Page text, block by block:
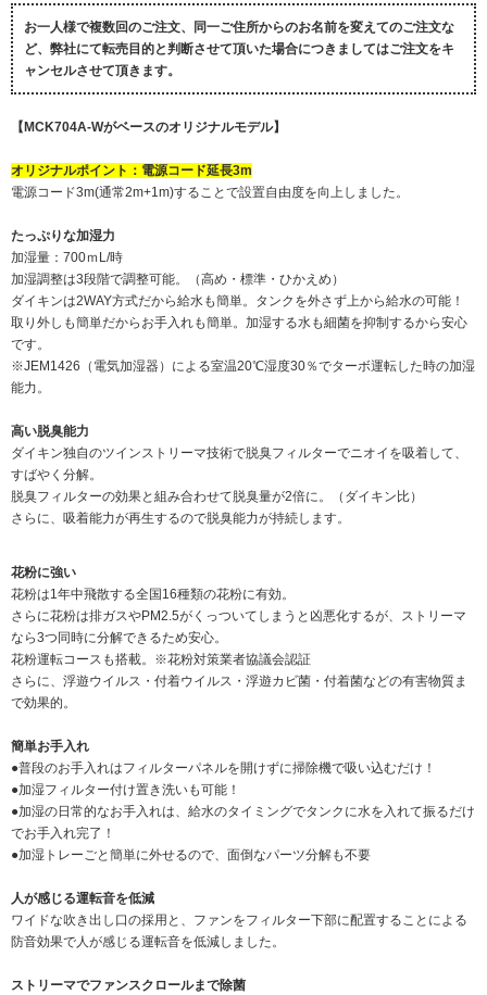
お一人様で複数回のご注文、同一ご住所からのお名前を変えてのご注文な
ど、弊社にて転売目的と判断させて頂いた場合につきましてはご注文をキ
ャンセルさせて頂きます。
【MCK704A-Wがベースのオリジナルモデル】
オリジナルポイント：電源コード延長3m
電源コード3m(通常2m+1m)することで設置自由度を向上しました。
たっぷりな加湿力
加湿量：700ｍL/時
加湿調整は3段階で調整可能。（高め・標準・ひかえめ）
ダイキンは2WAY方式だから給水も簡単。タンクを外さず上から給水の可能！
取り外しも簡単だからお手入れも簡単。加湿する水も細菌を抑制するから安心
です。
※JEM1426（電気加湿器）による室温20℃湿度30％でターボ運転した時の加湿
能力。
高い脱臭能力
ダイキン独自のツインストリーマ技術で脱臭フィルターでニオイを吸着して、
すばやく分解。
脱臭フィルターの効果と組み合わせて脱臭量が2倍に。（ダイキン比）
さらに、吸着能力が再生するので脱臭能力が持続します。
花粉に強い
花粉は1年中飛散する全国16種類の花粉に有効。
さらに花粉は排ガスやPM2.5がくっついてしまうと凶悪化するが、ストリーマ
なら3つ同時に分解できるため安心。
花粉運転コースも搭載。※花粉対策業者協議会認証
さらに、浮遊ウイルス・付着ウイルス・浮遊カビ菌・付着菌などの有害物質ま
で効果的。
簡単お手入れ
●普段のお手入れはフィルターパネルを開けずに掃除機で吸い込むだけ！
●加湿フィルター付け置き洗いも可能！
●加湿の日常的なお手入れは、給水のタイミングでタンクに水を入れて振るだけ
でお手入れ完了！
●加湿トレーごと簡単に外せるので、面倒なパーツ分解も不要
人が感じる運転音を低減
ワイドな吹き出し口の採用と、ファンをフィルター下部に配置することによる
防音効果で人が感じる運転音を低減しました。
ストリーマでファンスクロールまで除菌